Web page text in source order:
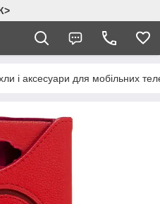
і аксесуари для мобільних